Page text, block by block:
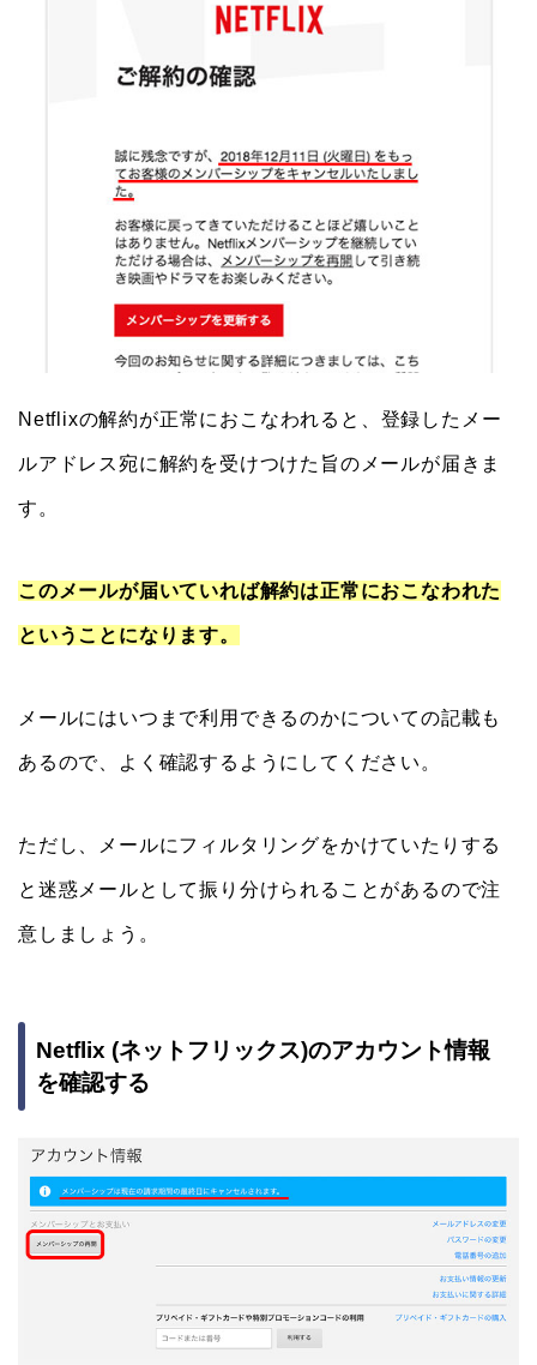
Netflixの解約が正常におこなわれると、登録したメー
ルアドレス宛に解約を受けつけた旨のメールが届きま
す。
このメールが届いていれば解約は正常におこなわれた
ということになります。
メールにはいつまで利用できるのかについての記載も
あるので、よく確認するようにしてください。
ただし、メールにフィルタリングをかけていたりする
と迷惑メールとして振り分けられることがあるので注
意しましょう。
Netflix (ネットフリックス)のアカウント情報
を確認する